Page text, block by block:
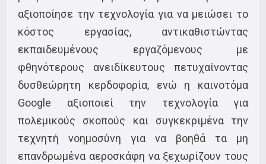
αξιοποίησε την τεχνολογία για να μειώσει το
κόστος εργασίας, αντικαθιστώντας
εκπαιδευμένους εργαζόμενους με
φθηνότερους ανειδίκευτους πετυχαίνοντας
δυσθεώρητη κερδοφορία, ενώ η καινοτόμα
Google αξιοποιεί την τεχνολογία για
πολεμικούς σκοπούς και συγκεκριμένα την
τεχνητή νοημοσύνη για να βοηθά τα μη
επανδρωμένα αεροσκάφη να ξεχωρίζουν τους